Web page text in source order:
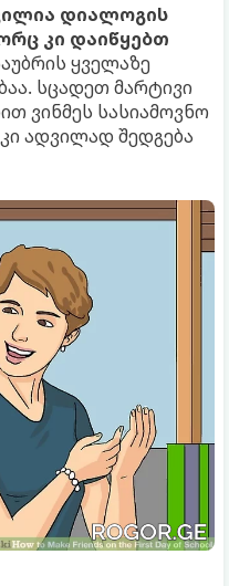
დიალოგის
კი დაიწყებთ
ყველაზე
სცადეთ მარტივი
ვინმეს სასიამოვნო
ადვილად შედგება